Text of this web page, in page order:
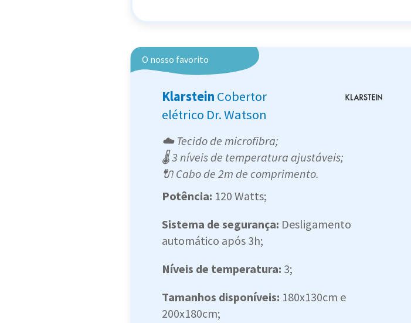
O nosso favorito
Klarstein Cobertor
elétrico Dr. Watson
☁️ Tecido de microfibra;
🌡️ 3 níveis de temperatura ajustáveis;
🔌 Cabo de 2m de comprimento.
Potência: 120 Watts;
Sistema de segurança: Desligamento
automático após 3h;
Níveis de temperatura: 3;
Tamanhos disponíveis: 180x130cm e
200x180cm;